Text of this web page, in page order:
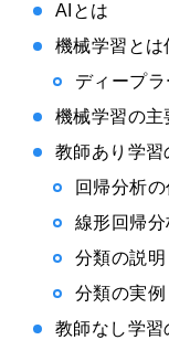
AIとは
機械学習とは
ディープ
機械学習の主
教師あり学習
回帰分析
線形回帰分
分類の説明
分類の実例
教師なし学習